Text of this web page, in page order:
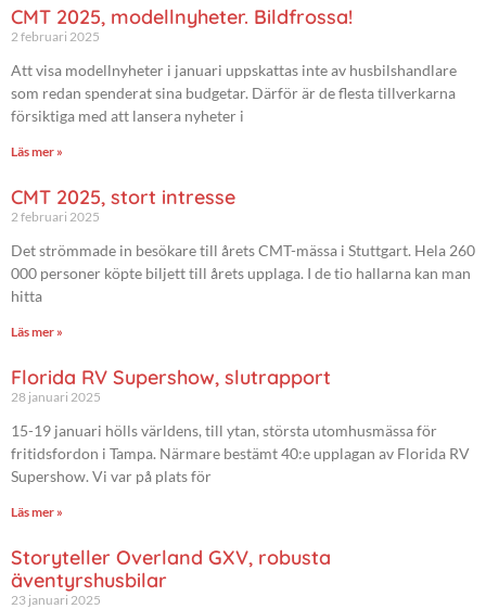
CMT 2025, modellnyheter. Bildfrossa!
2 februari 2025
Att visa modellnyheter i januari uppskattas inte av husbilshandlare
som redan spenderat sina budgetar. Därför är de flesta tillverkarna
försiktiga med att lansera nyheter i
Läs mer »
CMT 2025, stort intresse
2 februari 2025
Det strömmade in besökare till årets CMT-mässa i Stuttgart. Hela 260
000 personer köpte biljett till årets upplaga. I de tio hallarna kan man
hitta
Läs mer »
Florida RV Supershow, slutrapport
28 januari 2025
15-19 januari hölls världens, till ytan, största utomhusmässa för
fritidsfordon i Tampa. Närmare bestämt 40:e upplagan av Florida RV
Supershow. Vi var på plats för
Läs mer »
Storyteller Overland GXV, robusta
äventyrshusbilar
23 januari 2025